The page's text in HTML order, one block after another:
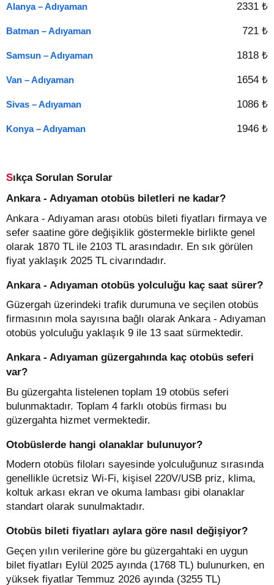
Alanya – Adıyaman 2331 ₺
Batman – Adıyaman 721 ₺
Samsun – Adıyaman 1818 ₺
Van – Adıyaman 1654 ₺
Sivas – Adıyaman 1086 ₺
Konya – Adıyaman 1946 ₺
Sıkça Sorulan Sorular
Ankara - Adıyaman otobüs biletleri ne kadar?
Ankara - Adıyaman arası otobüs bileti fiyatları firmaya ve
sefer saatine göre değişiklik göstermekle birlikte genel
olarak 1870 TL ile 2103 TL arasındadır. En sık görülen
fiyat yaklaşık 2025 TL civarındadır.
Ankara - Adıyaman otobüs yolculuğu kaç saat sürer?
Güzergah üzerindeki trafik durumuna ve seçilen otobüs
firmasının mola sayısına bağlı olarak Ankara - Adıyaman
otobüs yolculuğu yaklaşık 9 ile 13 saat sürmektedir.
Ankara - Adıyaman güzergahında kaç otobüs seferi
var?
Bu güzergahta listelenen toplam 19 otobüs seferi
bulunmaktadır. Toplam 4 farklı otobüs firması bu
güzergahta hizmet vermektedir.
Otobüslerde hangi olanaklar bulunuyor?
Modern otobüs filoları sayesinde yolculuğunuz sırasında
genellikle ücretsiz Wi-Fi, kişisel 220V/USB priz, klima,
koltuk arkası ekran ve okuma lambası gibi olanaklar
standart olarak sunulmaktadır.
Otobüs bileti fiyatları aylara göre nasıl değişiyor?
Geçen yılın verilerine göre bu güzergahtaki en uygun
bilet fiyatları Eylül 2025 ayında (1768 TL) bulunurken, en
yüksek fiyatlar Temmuz 2026 ayında (3255 TL)